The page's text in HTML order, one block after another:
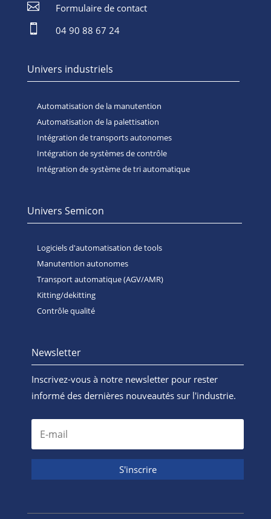

Formulaire de contact

04 90 88 67 24
Univers industriels
Automatisation de la manutention
Automatisation de la palettisation
Intégration de transports autonomes
Intégration de systèmes de contrôle
Intégration de système de tri automatique
Univers Semicon
Logiciels d'automatisation de tools
Manutention autonomes
Transport automatique (AGV/AMR)
Kitting/dekitting
Contrôle qualité
Newsletter
Inscrivez-vous à notre newsletter pour rester
informé des dernières nouveautés sur l'industrie.
S'inscrire